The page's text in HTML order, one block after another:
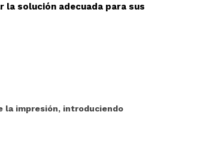
solución adecuada para sus
la impresión, introduciendo